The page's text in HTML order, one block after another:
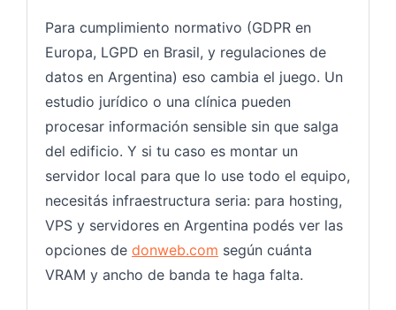
Para cumplimiento normativo (GDPR en
Europa, LGPD en Brasil, y regulaciones de
datos en Argentina) eso cambia el juego. Un
estudio jurídico o una clínica pueden
procesar información sensible sin que salga
del edificio. Y si tu caso es montar un
servidor local para que lo use todo el equipo,
necesitás infraestructura seria: para hosting,
VPS y servidores en Argentina podés ver las
opciones de donweb.com según cuánta
VRAM y ancho de banda te haga falta.